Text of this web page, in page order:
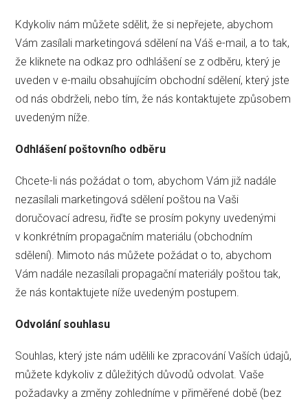
Kdykoliv nám můžete sdělit, že si nepřejete, abychom
Vám zasílali marketingová sdělení na Váš e-mail, a to tak,
že kliknete na odkaz pro odhlášení se z odběru, který je
uveden v e-mailu obsahujícím obchodní sdělení, který jste
od nás obdrželi, nebo tím, že nás kontaktujete způsobem
uvedeným níže.
Odhlášení poštovního odběru
Chcete-li nás požádat o tom, abychom Vám již nadále
nezasílali marketingová sdělení poštou na Vaši
doručovací adresu, řiďte se prosím pokyny uvedenými
v konkrétním propagačním materiálu (obchodním
sdělení). Mimoto nás můžete požádat o to, abychom
Vám nadále nezasílali propagační materiály poštou tak,
že nás kontaktujete níže uvedeným postupem.
Odvolání souhlasu
Souhlas, který jste nám udělili ke zpracování Vaších údajů,
můžete kdykoliv z důležitých důvodů odvolat. Vaše
požadavky a změny zohledníme v přiměřené době (bez